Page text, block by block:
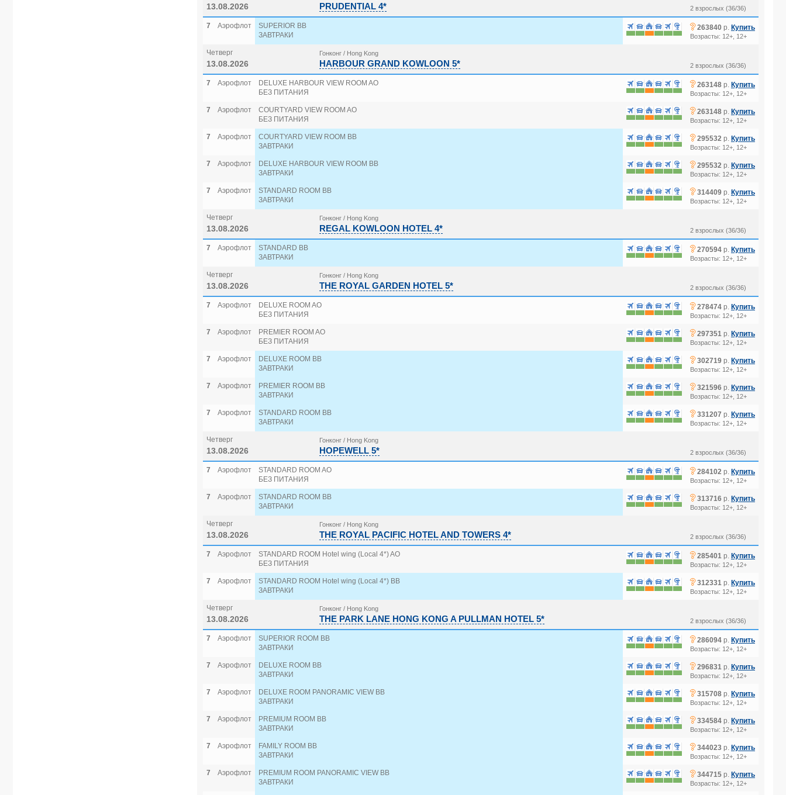
13.08.2026 PRUDENTIAL 4* 2 взрослых (36/36)
7 Аэрофлот
SUPERIOR BB
ЗАВТРАКИ
? 263840 р. Купить
Возрасты: 12+, 12+
Четверг
13.08.2026
Гонконг / Hong Kong
HARBOUR GRAND KOWLOON 5* 2 взрослых (36/36)
7 Аэрофлот
DELUXE HARBOUR VIEW ROOM AO
БЕЗ ПИТАНИЯ
? 263148 р. Купить
Возрасты: 12+, 12+
7 Аэрофлот
COURTYARD VIEW ROOM AO
БЕЗ ПИТАНИЯ
? 263148 р. Купить
Возрасты: 12+, 12+
7 Аэрофлот
COURTYARD VIEW ROOM BB
ЗАВТРАКИ
? 295532 р. Купить
Возрасты: 12+, 12+
7 Аэрофлот
DELUXE HARBOUR VIEW ROOM BB
ЗАВТРАКИ
? 295532 р. Купить
Возрасты: 12+, 12+
7 Аэрофлот
STANDARD ROOM BB
ЗАВТРАКИ
? 314409 р. Купить
Возрасты: 12+, 12+
Четверг
13.08.2026
Гонконг / Hong Kong
REGAL KOWLOON HOTEL 4* 2 взрослых (36/36)
7 Аэрофлот
STANDARD BB
ЗАВТРАКИ
? 270594 р. Купить
Возрасты: 12+, 12+
Четверг
13.08.2026
Гонконг / Hong Kong
THE ROYAL GARDEN HOTEL 5* 2 взрослых (36/36)
7 Аэрофлот
DELUXE ROOM AO
БЕЗ ПИТАНИЯ
? 278474 р. Купить
Возрасты: 12+, 12+
7 Аэрофлот
PREMIER ROOM AO
БЕЗ ПИТАНИЯ
? 297351 р. Купить
Возрасты: 12+, 12+
7 Аэрофлот
DELUXE ROOM BB
ЗАВТРАКИ
? 302719 р. Купить
Возрасты: 12+, 12+
7 Аэрофлот
PREMIER ROOM BB
ЗАВТРАКИ
? 321596 р. Купить
Возрасты: 12+, 12+
7 Аэрофлот
STANDARD ROOM BB
ЗАВТРАКИ
? 331207 р. Купить
Возрасты: 12+, 12+
Четверг
13.08.2026
Гонконг / Hong Kong
HOPEWELL 5* 2 взрослых (36/36)
7 Аэрофлот
STANDARD ROOM AO
БЕЗ ПИТАНИЯ
? 284102 р. Купить
Возрасты: 12+, 12+
7 Аэрофлот
STANDARD ROOM BB
ЗАВТРАКИ
? 313716 р. Купить
Возрасты: 12+, 12+
Четверг
13.08.2026
Гонконг / Hong Kong
THE ROYAL PACIFIC HOTEL AND TOWERS 4* 2 взрослых (36/36)
7 Аэрофлот
STANDARD ROOM Hotel wing (Local 4*) AO
БЕЗ ПИТАНИЯ
? 285401 р. Купить
Возрасты: 12+, 12+
7 Аэрофлот
STANDARD ROOM Hotel wing (Local 4*) BB
ЗАВТРАКИ
? 312331 р. Купить
Возрасты: 12+, 12+
Четверг
13.08.2026
Гонконг / Hong Kong
THE PARK LANE HONG KONG A PULLMAN HOTEL 5* 2 взрослых (36/36)
7 Аэрофлот
SUPERIOR ROOM BB
ЗАВТРАКИ
? 286094 р. Купить
Возрасты: 12+, 12+
7 Аэрофлот
DELUXE ROOM BB
ЗАВТРАКИ
? 296831 р. Купить
Возрасты: 12+, 12+
7 Аэрофлот
DELUXE ROOM PANORAMIC VIEW BB
ЗАВТРАКИ
? 315708 р. Купить
Возрасты: 12+, 12+
7 Аэрофлот
PREMIUM ROOM BB
ЗАВТРАКИ
? 334584 р. Купить
Возрасты: 12+, 12+
7 Аэрофлот
FAMILY ROOM BB
ЗАВТРАКИ
? 344023 р. Купить
Возрасты: 12+, 12+
7 Аэрофлот
PREMIUM ROOM PANORAMIC VIEW BB
ЗАВТРАКИ
? 344715 р. Купить
Возрасты: 12+, 12+